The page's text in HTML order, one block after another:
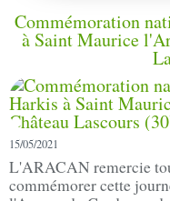
Commémoration
à Saint Maurice
15/05/2021
L'ARACAN remercie
commémorer cette